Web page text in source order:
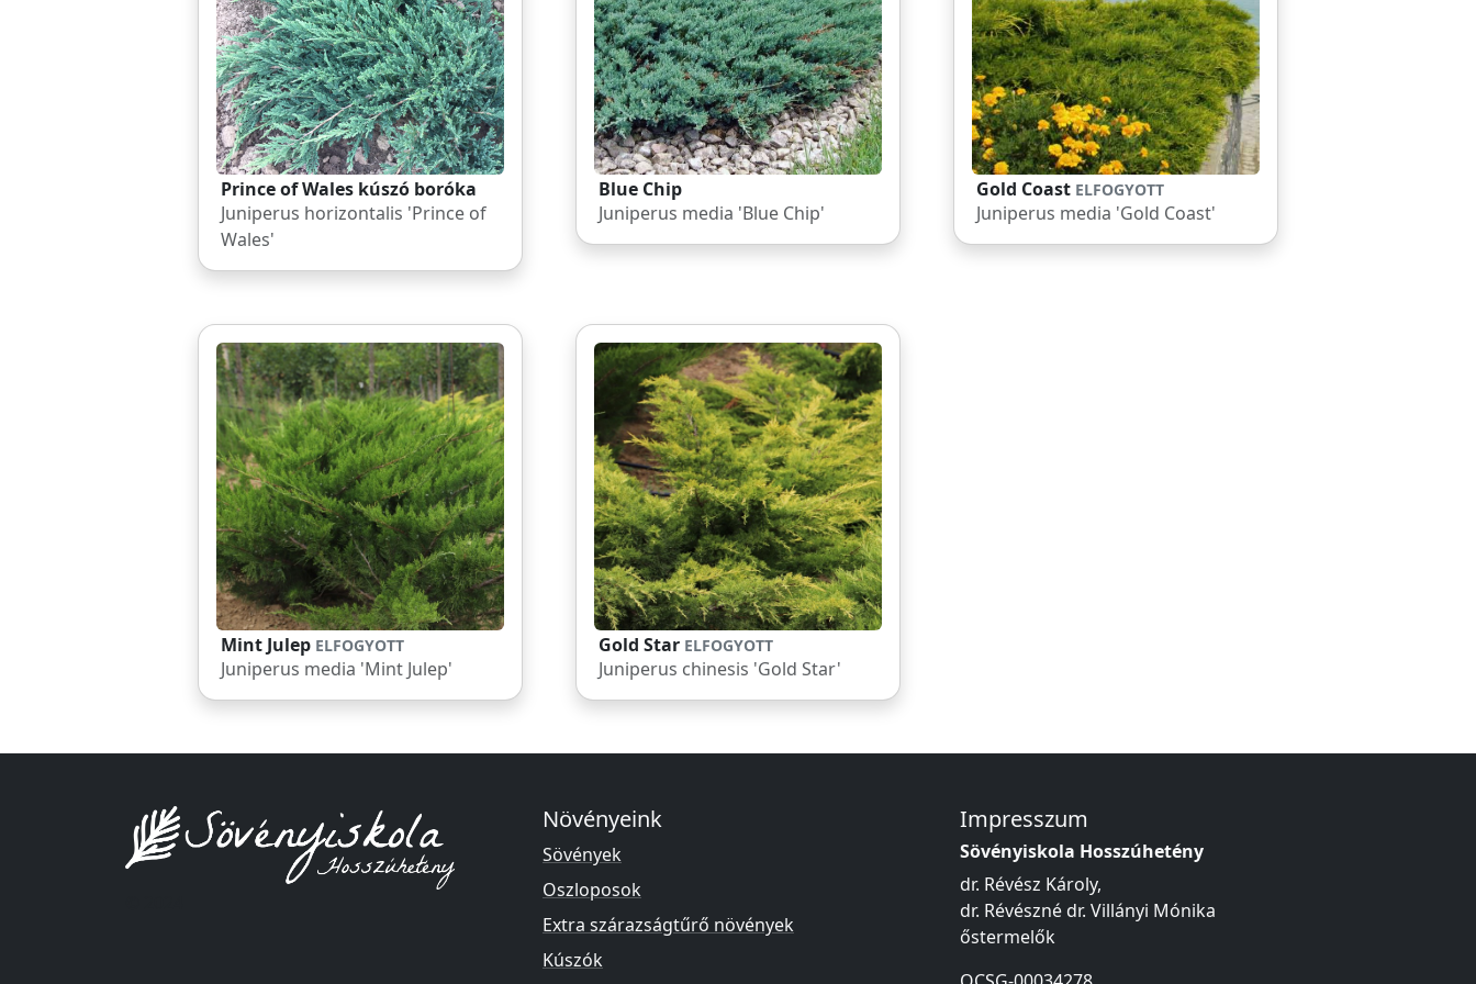
Prince of Wales kúszó boróka
Juniperus horizontalis 'Prince of
Wales'
Blue Chip
Juniperus media 'Blue Chip'
Gold Coast ELFOGYOTT
Juniperus media 'Gold Coast'
Mint Julep ELFOGYOTT
Juniperus media 'Mint Julep'
Gold Star ELFOGYOTT
Juniperus chinesis 'Gold Star'
Növényeink
Sövények
Oszloposok
Extra szárazságtűrő növények
Kúszók
Impresszum
Sövényiskola Hosszúhetény
dr. Révész Károly,
dr. Révészné dr. Villányi Mónika
őstermelők